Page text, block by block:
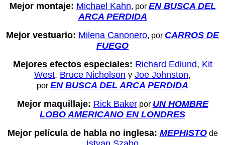
Mejor montaje: Michael Kahn, por EN BUSCA DEL
ARCA PERDIDA
Mejor vestuario: Milena Canonero, por CARROS DE
FUEGO
Mejores efectos especiales: Richard Edlund, Kit
West, Bruce Nicholson y Joe Johnston,
por EN BUSCA DEL ARCA PERDIDA
Mejor maquillaje: Rick Bakerpor UN HOMBRE
LOBO AMERICANO EN LONDRES
Mejor película de habla no inglesa: MEPHISTOde